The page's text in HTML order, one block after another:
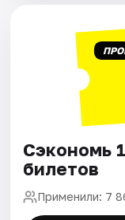
Сэкономь
билетов
Применили: 7